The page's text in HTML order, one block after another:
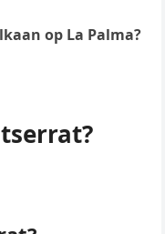
op La Palma?